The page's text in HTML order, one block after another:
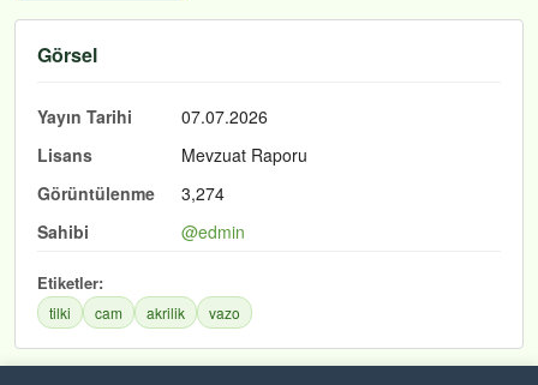
Görsel
Yayın Tarihi
07.07.2026
Lisans
Mevzuat Raporu
Görüntülenme
3,274
Sahibi
@edmin
Etiketler:
tilki cam akrilik vazo